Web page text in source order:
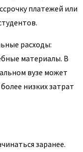
платежей или
расходы:
материалы. В
вузе может
низких затрат
заранее.